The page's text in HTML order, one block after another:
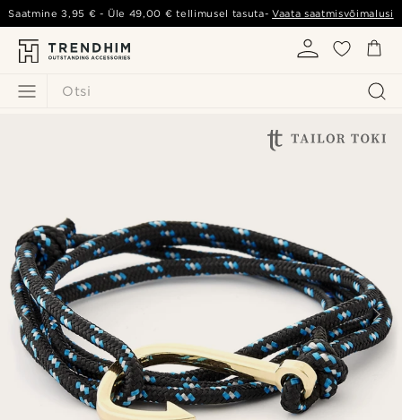
Otsi
Saatmine3,95 € - Üle 49,00 € tellimusel tasuta-Vaata saatmisvõimalusi